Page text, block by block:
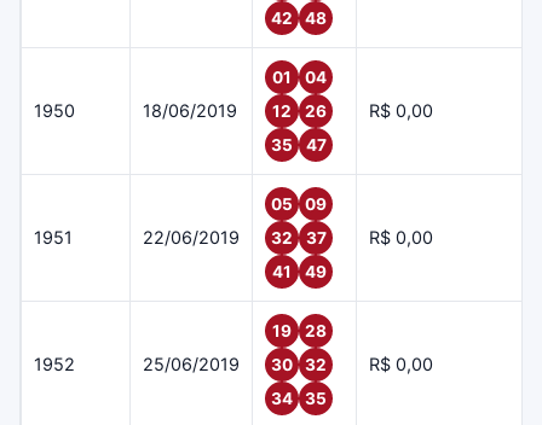
42
48
1950 18/06/2019
01
04
12
26
35
47
R$ 0,00
1951 22/06/2019
05
09
32
37
41
49
R$ 0,00
1952 25/06/2019
19
28
30
32
34
35
R$ 0,00